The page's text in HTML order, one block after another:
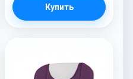
Купить